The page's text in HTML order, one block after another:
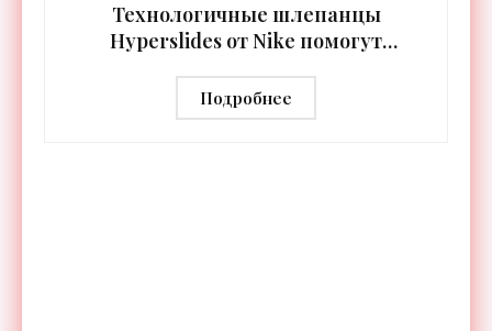
Технологичные шлепанцы
Hyperslides от Nike помогут
тренировки - «Гаджеты»
Подробнее